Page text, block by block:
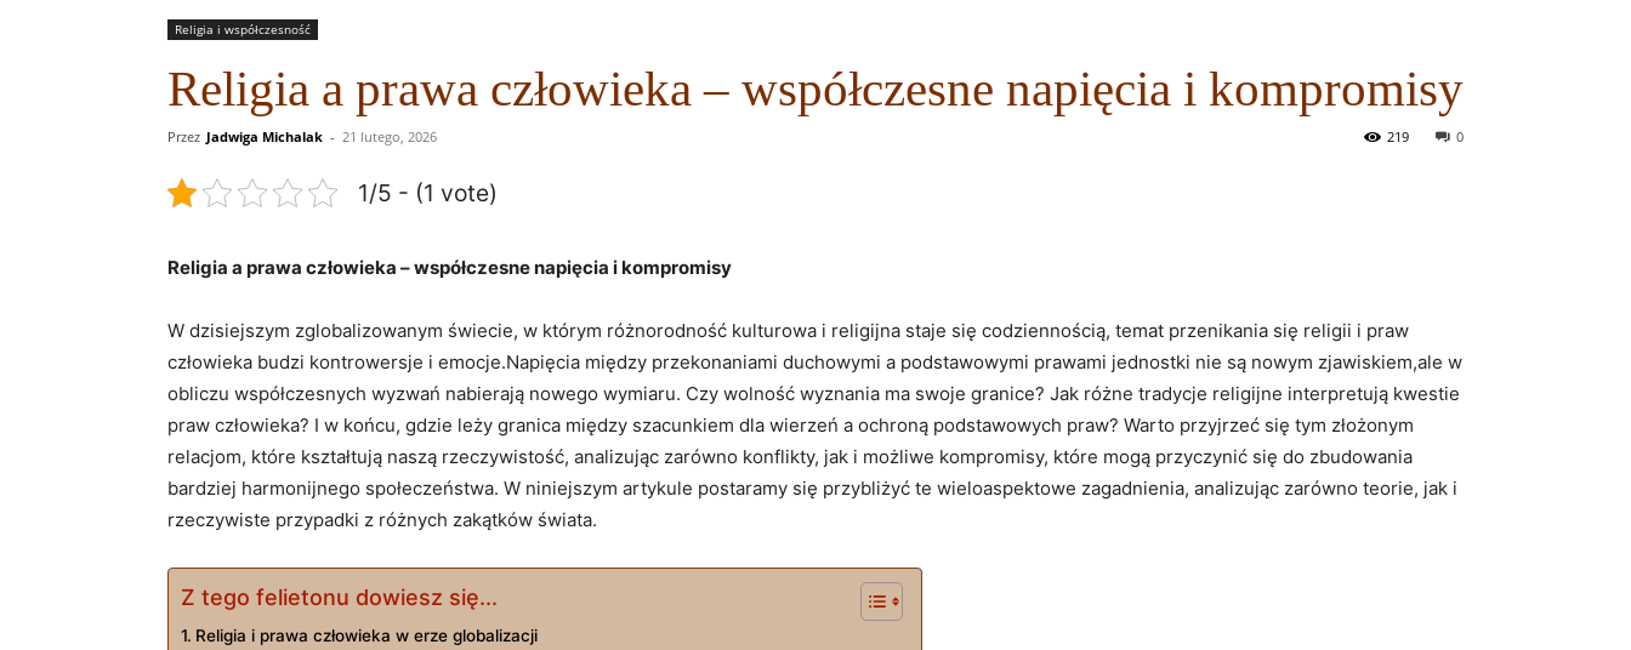
Religia i współczesność
Religia a prawa człowieka – współczesne napięcia i kompromisy
Przez Jadwiga Michalak - 21 lutego, 2026 0
219
1/5 - (1 vote)
Religia a prawa człowieka ‌– współczesne napięcia i⁤ kompromisy
W dzisiejszym‍ zglobalizowanym świecie, ‍w ‌którym​ różnorodność⁤ kulturowa i religijna staje‌ się⁢ codziennością, temat ⁣przenikania ​się religii i‌ praw
człowieka budzi kontrowersje ⁤i​ emocje.Napięcia‌ między ⁢przekonaniami duchowymi⁤ a podstawowymi prawami jednostki nie są nowym zjawiskiem,ale⁤ w‍
obliczu współczesnych wyzwań‌ nabierają ⁢nowego wymiaru. ⁢Czy ⁢wolność wyznania ma ​swoje ⁤granice? Jak ⁢różne‌ tradycje religijne interpretują kwestie
⁤praw człowieka? I w końcu, gdzie leży granica między szacunkiem‌ dla‍ wierzeń ⁤a ochroną podstawowych⁤ praw? ‌Warto przyjrzeć się ​tym złożonym
⁢relacjom, które kształtują naszą rzeczywistość,⁣ analizując zarówno‍ konflikty, ⁣jak i możliwe ​kompromisy, które mogą⁢ przyczynić ⁣się ⁤do zbudowania
bardziej harmonijnego społeczeństwa. ⁤W niniejszym artykule⁢ postaramy się przybliżyć te wieloaspektowe zagadnienia, ​analizując zarówno ⁢teorie, jak i
⁢rzeczywiste ​przypadki z różnych zakątków ⁢świata.
Z tego felietonu dowiesz się...
Religia i prawa człowieka⁣ w erze globalizacji